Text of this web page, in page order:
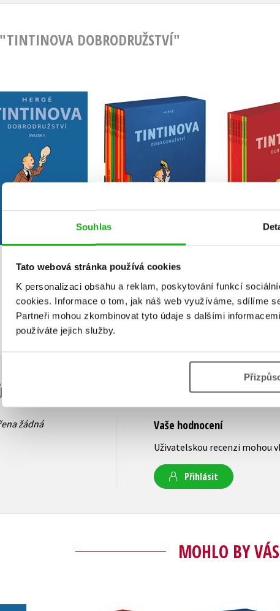
Souhlas
Tato webová stránka používá cookies
K personalizaci obsahu a reklam, poskytování funkcí
cookies. Informace o tom, jak náš web využíváme, sdílíme
Partneři mohou zkombinovat tyto údaje s dalšími
používáte jejich služby.
DOBRODRUŽSTVÍ"
Tintinova
dobrodružství 1 -
omnibus 1-3
Hergé
719 Kč
Tintinova
dobrodružství -
kompletní vydání 13-24
Hergé
1 912 Kč
kompletní
Do
žádná
Vaše hodnocení
Uživatelskou recenzi mohou
Přihlásit
MOHLO BY